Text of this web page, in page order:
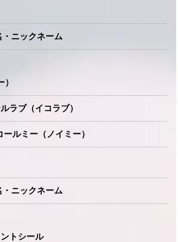
ニックネーム
ラブ（イコラブ）
ルミー（ノイミー）
ニックネーム
トシール